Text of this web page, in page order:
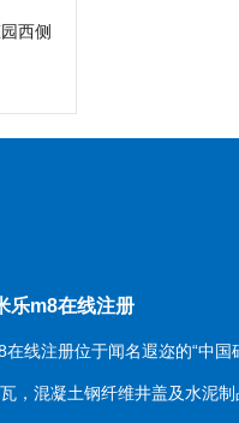
西侧
乐m8在线注册
注册位于闻名遐迩的“中国
，混凝土钢纤维井盖及水